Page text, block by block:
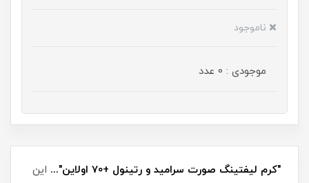
ناموجود
موجودی : 0 عدد
"کرم لیفتینگ صورت سرامید و رتینول +70 اولاین"...
این